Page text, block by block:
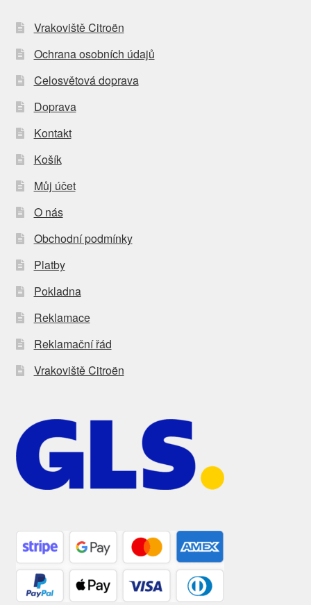
Vrakoviště Citroën
Ochrana osobních údajů
Celosvětová doprava
Doprava
Kontakt
Košík
Můj účet
O nás
Obchodní podmínky
Platby
Pokladna
Reklamace
Reklamační řád
Vrakoviště Citroën